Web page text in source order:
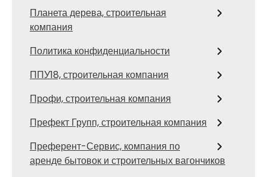
Планета дерева, строительная
компания
Политика конфиденциальности
ППУ18, строительная компания
Прoфи, строительная компания
Префект Групп, строительная компания
Преферент-Сервис, компания по
аренде бытовок и строительных вагончиков